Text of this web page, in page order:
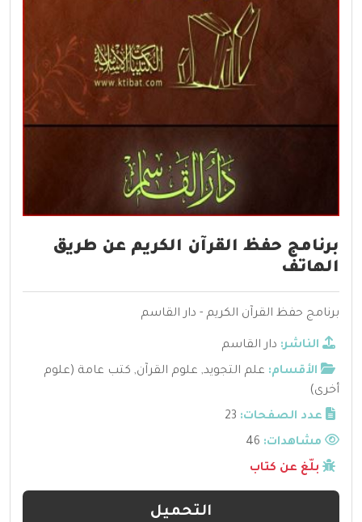
برنامج حفظ القرآن الكريم عن طريق
الهاتف
برنامج حفظ القرآن الكريم - دار القاسم
الناشر: دار القاسم
الأقسام: علم التجويد, علوم القرآن, كتب عامة (علوم
أخرى)
عدد الصفحات: 23
مشاهدات:
بلّغ عن كتاب
التحميل